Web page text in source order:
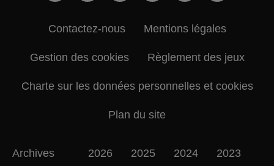
Contactez-nous Mentions légales
Gestion des cookies Règlement des jeux
Charte sur les données personnelles et cookies
Plan du site
Archives 2026 2025 2024 2023